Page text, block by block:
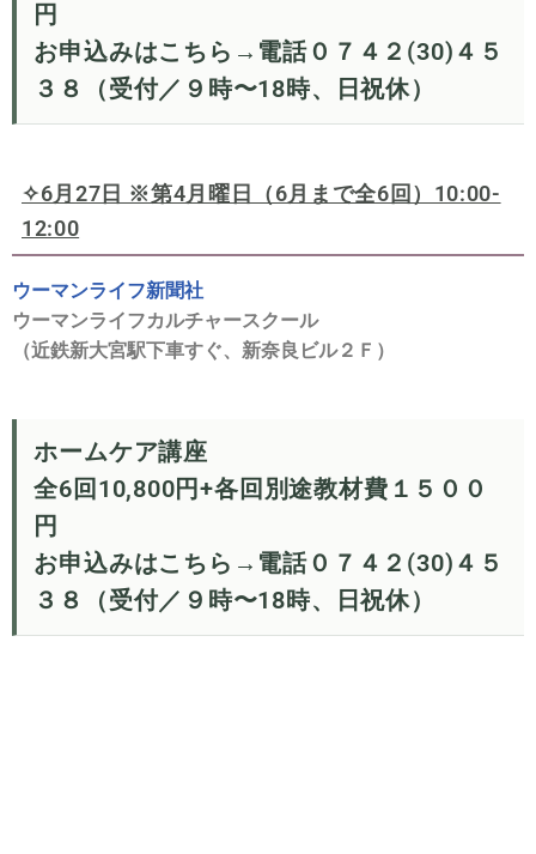
円
お申込みはこちら→電話０７４２(30)４５
３８（受付／９時〜18時、日祝休）
✧6月27日 ※第4月曜日（6月まで全6回）10:00-
12:00
ウーマンライフ新聞社
ウーマンライフカルチャースクール
（近鉄新大宮駅下車すぐ、新奈良ビル２Ｆ）
ホームケア講座
全6回10,800円+各回別途教材費１５００
円
お申込みはこちら→電話０７４２(30)４５
３８（受付／９時〜18時、日祝休）